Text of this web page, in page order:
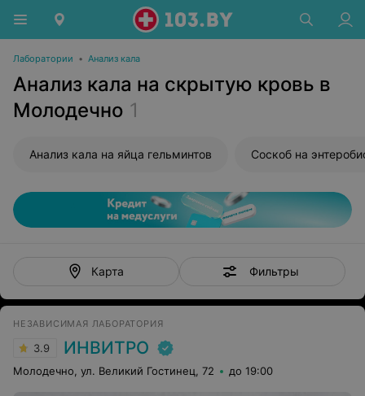
Лаборатории • Анализ кала
Анализ кала на скрытую кровь в
Молодечно 1
Анализ кала на яйца гельминтов Соскоб на
Карта Фильтры
НЕЗАВИСИМАЯ ЛАБОРАТОРИЯ
3.9 ИНВИТРО
Молодечно, ул. Великий Гостинец, 72 до 19:00